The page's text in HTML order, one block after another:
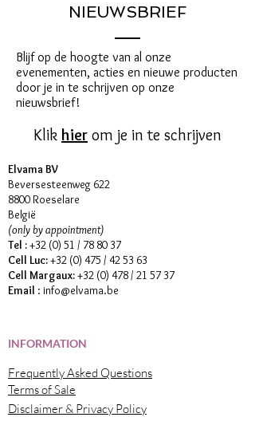
NIEUWSBRIEF
Blijf op de hoogte van al onze
evenementen, acties en nieuwe producten
door je in te schrijven op onze
nieuwsbrief!
Klik hier om je in te schrijven
Elvama BV
Beversesteenweg 622
8800 Roeselare
België
(only by appointment)
Tel :+32 (0) 51 / 78 80 37
Cell Luc:+32 (0) 475 / 42 53 63
Cell Margaux:+32 (0) 478 / 21 57 37
Email : info@elvama.be
INFORMATION
Frequently Asked Questions
Terms of Sale
Disclaimer & Privacy Policy